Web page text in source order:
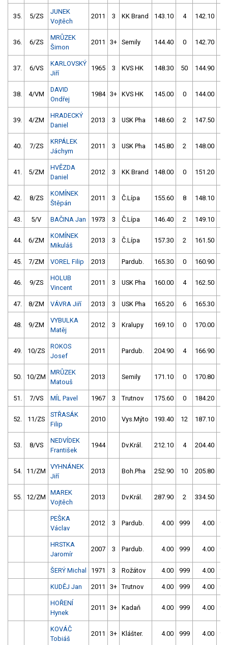
35. 5/ZS
JUNEK
Vojtěch
2011 3 KK Brand 143.10 4 142.10
36. 6/ZS
MRŮZEK
Šimon
2011 3+ Semily 144.40 0 142.70
37. 6/VS
KARLOVSKÝ
Jiří
1965 3 KVS HK 148.30 50 144.90
38. 4/VM
DAVID
Ondřej
1984 3+ KVS HK 145.00 0 144.00
39. 4/ZM
HRADECKÝ
Daniel
2013 3 USK Pha 148.60 2 147.50
40. 7/ZS
KRPÁLEK
Jáchym
2011 3 USK Pha 145.80 2 148.00
41. 5/ZM
HVĚZDA
Daniel
2012 3 KK Brand 148.00 0 151.20
42. 8/ZS
KOMÍNEK
Štěpán
2011 3 Č.Lípa 155.60 8 148.10
43. 5/V BAČINA Jan 1973 3 Č.Lípa 146.40 2 149.10
44. 6/ZM
KOMÍNEK
Mikuláš
2013 3 Č.Lípa 157.30 2 161.50
45. 7/ZM VOREL Filip 2013 Pardub. 165.30 0 160.90
46. 9/ZS
HOLUB
Vincent
2011 3 USK Pha 160.00 4 162.50
47. 8/ZM VÁVRA Jiří 2013 3 USK Pha 165.20 6 165.30
48. 9/ZM
VYBULKA
Matěj
2012 3 Kralupy 169.10 0 170.00
49. 10/ZS
ROKOS
Josef
2011 Pardub. 204.90 4 166.90
50. 10/ZM
MRŮZEK
Matouš
2013 Semily 171.10 0 170.80
51. 7/VS MÍL Pavel 1967 3 Trutnov 175.60 0 184.20
52. 11/ZS
STŘASÁK
Filip
2010 Vys.Mýto 193.40 12 187.10
53. 8/VS
NEDVÍDEK
František
1944 Dv.Král. 212.10 4 204.40
54. 11/ZM
VYHNÁNEK
Jiří
2013 Boh.Pha 252.90 10 205.80
55. 12/ZM
MAREK
Vojtěch
2013 Dv.Král. 287.90 2 334.50
PEŠKA
Václav
2012 3 Pardub. 4.00 999 4.00
HRSTKA
Jaromír
2007 3 Pardub. 4.00 999 4.00
ŠERÝ Michal 1971 3 Rožátov 4.00 999 4.00
KUDĚJ Jan 2011 3+ Trutnov 4.00 999 4.00
HOŘENÍ
Hynek
2011 3+ Kadaň 4.00 999 4.00
KOVÁČ
Tobiáš
2011 3+ Klášter. 4.00 999 4.00